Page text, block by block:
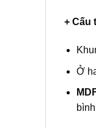
+ Cấu
Ở